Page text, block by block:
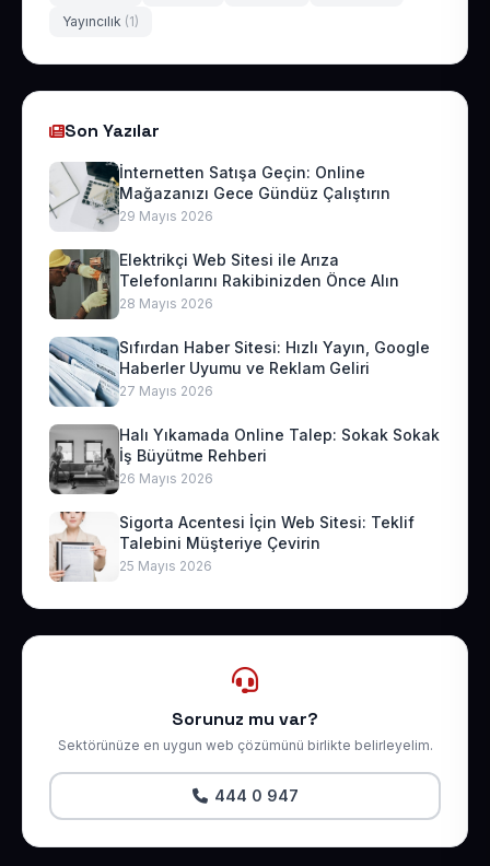
Yayıncılık (1)
Son Yazılar
İnternetten Satışa Geçin: Online
Mağazanızı Gece Gündüz Çalıştırın
29 Mayıs 2026
Elektrikçi Web Sitesi ile Arıza
Telefonlarını Rakibinizden Önce Alın
28 Mayıs 2026
Sıfırdan Haber Sitesi: Hızlı Yayın, Google
Haberler Uyumu ve Reklam Geliri
27 Mayıs 2026
Halı Yıkamada Online Talep: Sokak Sokak
İş Büyütme Rehberi
26 Mayıs 2026
Sigorta Acentesi İçin Web Sitesi: Teklif
Talebini Müşteriye Çevirin
25 Mayıs 2026
Sorunuz mu var?
Sektörünüze en uygun web çözümünü birlikte belirleyelim.
444 0 947